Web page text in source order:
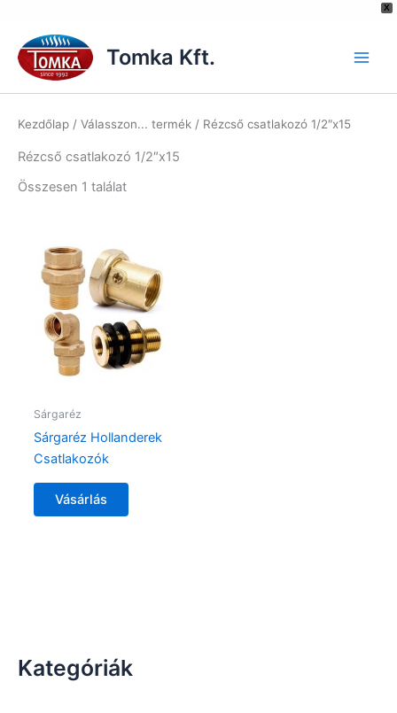
X
content
Tomka Kft.
Kategóriák
Kezdőlap / Válasszon... termék / Rézcső csatlakozó 1/2″x15
Rézcső csatlakozó 1/2″x15
Összesen 1 találat
Sárgaréz
Sárgaréz Hollanderek
Csatlakozók
Vásárlás